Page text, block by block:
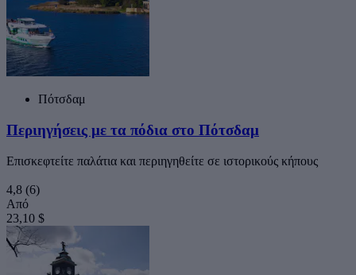
Πότσδαμ
Περιηγήσεις με τα πόδια στο Πότσδαμ
Επισκεφτείτε παλάτια και περιηγηθείτε σε ιστορικούς κήπους
4,8 (6)
Από
23,10 $